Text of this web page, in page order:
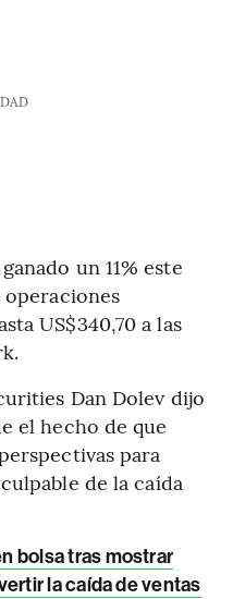
un 11% este
US$340,70 a las
Dan Dolev dijo
el hecho de que
para
de la caída
bolsa tras mostrar
la caída de ventas